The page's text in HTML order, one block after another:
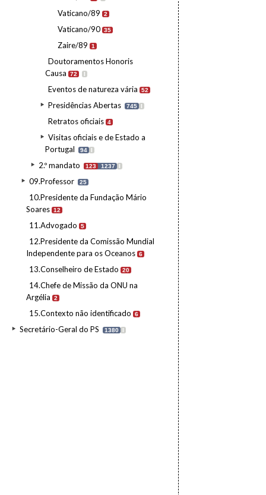
Vaticano/89 2
Vaticano/90 35
Zaire/89 1
Doutoramentos Honoris
Causa
72 I
Eventos de natureza vária 52
Presidências Abertas 745 I
Retratos oficiais 4
Visitas oficiais e de Estado a
Portugal
94 I
2.º mandato 123 1237 I
09.Professor 25
10.Presidente da Fundação Mário
Soares 12
11.Advogado 5
12.Presidente da Comissão Mundial
Independente para os Oceanos 6
13.Conselheiro de Estado 20
14.Chefe de Missão da ONU na
Argélia
2
15.Contexto não identificado 6
Secretário-Geral do PS 1380 I